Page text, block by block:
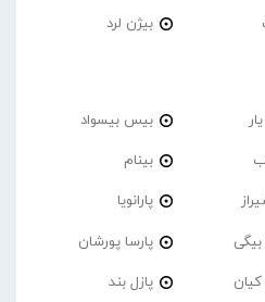
بیژن لرد
بیس بیسواد
بینام
پارانویا
بیگی پارسا پورشان
کیان پازل بند